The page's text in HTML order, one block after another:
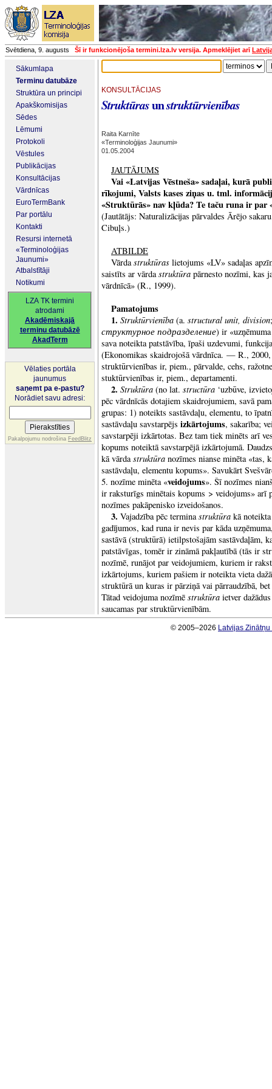
Svētdiena, 9. augusts Šī ir funkcionējoša termini.lza.lv versija. Apmeklējiet arī
Sākumlapa
Terminu datubāze
Struktūra un principi
Apakškomisijas
Sēdes
Lēmumi
Protokoli
Vēstules
Publikācijas
Konsultācijas
Vārdnīcas
EuroTermBank
Par portālu
Kontakti
Resursi internetā
«Terminoloģijas
Jaunumi»
Atbalstītāji
Notikumi
LZA TK termini
atrodami
Akadēmiskajā
terminu datubāzē
AkadTerm
Vēlaties portāla
jaunumus
saņemt pa e-pastu?
Norādiet savu adresi:
Pakalpojumu nodrošina FeedBlitz
KONSULTĀCIJAS
Struktūrasunstruktūrvienības
Raita Karnīte
«Terminoloģijas Jaunumi»
01.05.2004
JAUTĀJUMS
Vai «Latvijas Vēstneša» sadaļai, kurā
rīkojumi, Valsts kases ziņas u. tml.
«Struktūrās» nav kļūda? Te taču runa ir par
(Jautātājs: Naturalizācijas pārvaldes Ārējo
Cibuļs.)
ATBILDE
Vārdastruktūras lietojums «LV» sadaļas
saistīts ar vārdastruktūra pārnesto nozīmi, kas
vārdnīcā» (R., 1999).
Pamatojums
1. Struktūrvienība (a. structural unit, division
структурное подразделение) ir
sava noteikta patstāvība, īpaši uzdevumi,
(Ekonomikas skaidrojošā vārdnīca. — R.,
struktūrvienības ir, piem., pārvalde, cehs,
stuktūrvienības ir, piem., departamenti.
2. Struktūra (no lat. structūra ‘uzbūve,
pēc vārdnīcās dotajiem skaidrojumiem, savā
grupas: 1) noteikts sastāvdaļu, elementu, to
sastāvdaļu savstarpējs izkārtojums, sakarība;
savstarpēji izkārtotas. Bez tam tiek minēts arī
kopums noteiktā savstarpējā izkārtojumā.
kā vārdastruktūra nozīmes nianse minēta «tas,
sastāvdaļu, elementu kopums». Savukārt
5. nozīme minēta «veidojums». Šī nozīmes
ir raksturīgs minētais kopums > veidojums» arī
nozīmes pakāpenisko izveidošanos.
3. Vajadzība pēc terminastruktūra kā
gadījumos, kad runa ir nevis par kāda
sastāvā (struktūrā) ietilpstošajām sastāvdaļām,
patstāvīgas, tomēr ir zināmā pakļautībā (tās ir
nozīmē, runājot par veidojumiem, kuriem ir
izkārtojums, kuriem pašiem ir noteikta vieta
struktūrā un kuras ir pārziņā vai pārraudzībā,
Tātad veidojuma nozīmē struktūra ietver
saucamas par struktūrvienībām.
© 2005–2026 Latvijas